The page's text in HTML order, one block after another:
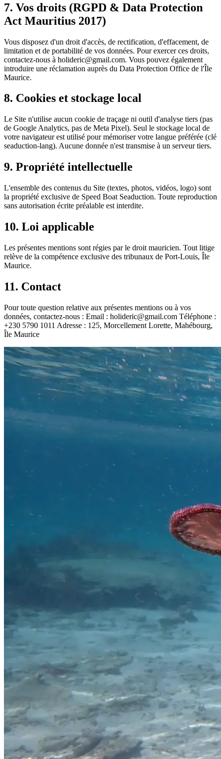
7. Vos droits (RGPD & Data Protection
Act Mauritius 2017)
Vous disposez d'un droit d'accès, de rectification, d'effacement, de
limitation et de portabilité de vos données. Pour exercer ces droits,
contactez-nous à holideric@gmail.com. Vous pouvez également
introduire une réclamation auprès du Data Protection Office de l'Île
Maurice.
8. Cookies et stockage local
Le Site n'utilise aucun cookie de traçage ni outil d'analyse tiers (pas
de Google Analytics, pas de Meta Pixel). Seul le stockage local de
votre navigateur est utilisé pour mémoriser votre langue préférée (clé
seaduction-lang). Aucune donnée n'est transmise à un serveur tiers.
9. Propriété intellectuelle
L'ensemble des contenus du Site (textes, photos, vidéos, logo) sont
la propriété exclusive de Speed Boat Seaduction. Toute reproduction
sans autorisation écrite préalable est interdite.
10. Loi applicable
Les présentes mentions sont régies par le droit mauricien. Tout litige
relève de la compétence exclusive des tribunaux de Port-Louis, Île
Maurice.
11. Contact
Pour toute question relative aux présentes mentions ou à vos
données, contactez-nous : Email : holideric@gmail.com Téléphone :
+230 5790 1011 Adresse : 125, Morcellement Lorette, Mahébourg,
Île Maurice